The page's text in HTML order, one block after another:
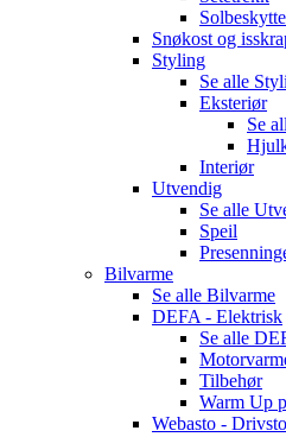
Snøkost og
Styling
Se alle
Eksteriør
Se
Interiør
Utvendig
Se alle
Speil
Bilvarme
Se alle Bilvarme
DEFA - Elektrisk
Se alle
Tilbehør
Warm Up
Webasto -